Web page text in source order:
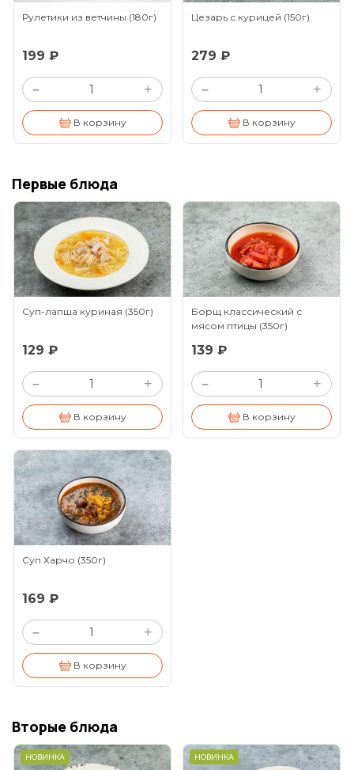
Рулетики из ветчины (180г)
199 ₽
– +
В корзину
Цезарь с курицей (150г)
279 ₽
– +
В корзину
Первые блюда
Суп-лапша куриная (350г)
129 ₽
– +
В корзину
Борщ классический с
мясом птицы (350г)
139 ₽
– +
В корзину
Суп Харчо (350г)
169 ₽
– +
В корзину
Вторые блюда
НОВИНКА НОВИНКА